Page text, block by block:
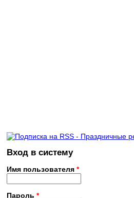
Вход в систему
Имя пользователя *
Пароль *